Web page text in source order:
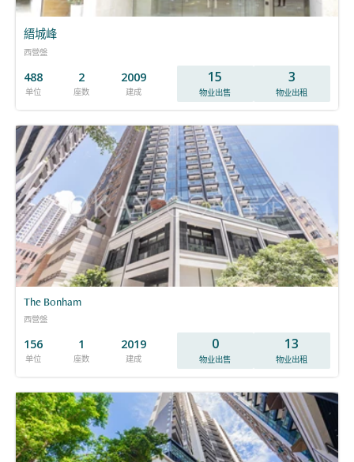
縉城峰
西營盤
488
单位
2
座数
2009
建成
15
物业出售
3
物业出租
The Bonham
西營盤
156
单位
1
座数
2019
建成
0
物业出售
13
物业出租